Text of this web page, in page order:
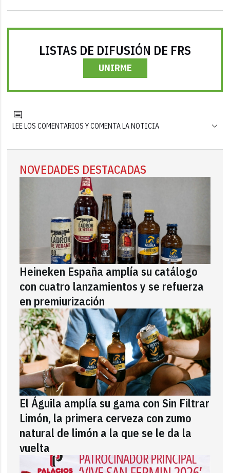
LISTAS DE DIFUSIÓN DE FRS
UNIRME
LEE LOS COMENTARIOS Y COMENTA LA NOTICIA
NOVEDADES DESTACADAS
Heineken España amplía su catálogo
con cuatro lanzamientos y se refuerza
en premiurización
El Águila amplía su gama con Sin Filtrar
Limón, la primera cerveza con zumo
natural de limón a la que se le da la
vuelta